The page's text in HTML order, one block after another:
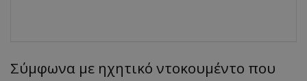
Σύμφωνα με ηχητικό ντοκουμέντο που